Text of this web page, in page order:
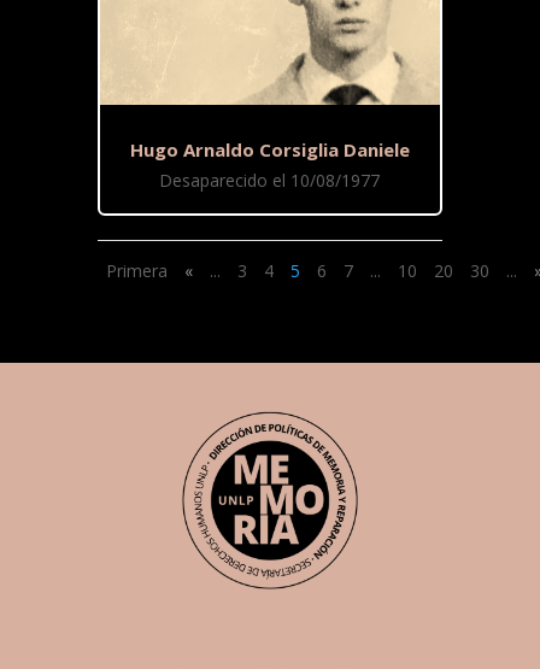
Hugo Arnaldo Corsiglia Daniele
Desaparecido el 10/08/1977
Primera « ... 3 4 5 6 7 ... 10 20 30 ...